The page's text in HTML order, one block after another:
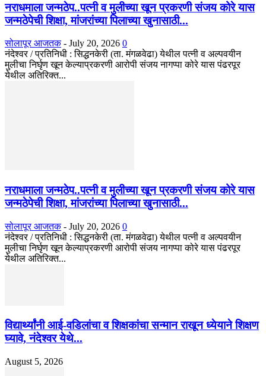
नराधमाला जन्मठेप..पत्नी व मुलीच्या खून प्रकरणी संजय कोरे यास
जन्मठेपेची शिक्षा, मांजरांच्या पिलाच्या खुनासाठी...
सोलापूर आजतक - July 20, 2026 0
नंदेश्वर / प्रतिनिधी : सिद्धनकेरी (ता. मंगळवेढा) येथील पत्नी व अल्पवयीन
मुलीचा निर्घृण खून केल्याप्रकरणी आरोपी संजय नागप्पा कोरे यास पंढरपूर
येथील अतिरिक्त...
नराधमाला जन्मठेप..पत्नी व मुलीच्या खून प्रकरणी संजय कोरे यास
जन्मठेपेची शिक्षा, मांजरांच्या पिलाच्या खुनासाठी...
सोलापूर आजतक - July 20, 2026 0
नंदेश्वर / प्रतिनिधी : सिद्धनकेरी (ता. मंगळवेढा) येथील पत्नी व अल्पवयीन
मुलीचा निर्घृण खून केल्याप्रकरणी आरोपी संजय नागप्पा कोरे यास पंढरपूर
येथील अतिरिक्त...
विद्यार्थ्यांनी आई-वडिलांचा व शिक्षकांचा सन्मान राखून ध्येयाने शिक्षण
घ्यावे, नंदेश्वर येथे...
August 5, 2026